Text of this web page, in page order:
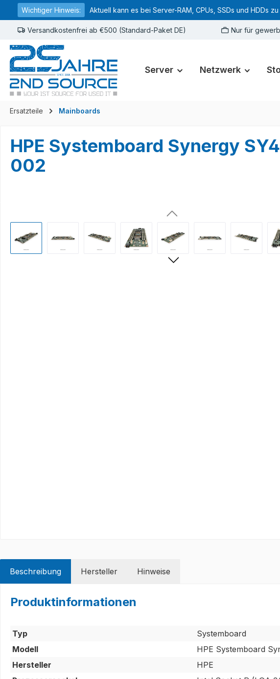
Zur Hauptnavigation springen
Wichtiger Hinweis: Aktuell kann es bei Server-RAM, CPUs, SSDs und HDDs
Versandkostenfrei ab €500 (Standard-Paket DE) Nur für
Server Netzwerk
Ersatzteile Mainboards
HPE Systemboard Synergy
002
Beschreibung Hersteller Hinweise
Produktinformationen
Typ
Systemboard
Modell
HPE Systemboard
Hersteller
HPE